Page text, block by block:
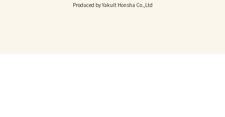
Produced by Yakult Honsha Co.,Ltd